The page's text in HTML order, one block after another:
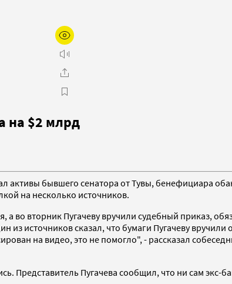
на $2 млрд
активы бывшего сенатора от Тувы, бенефициара
на несколько источников.
во вторник Пугачеву вручили судебный приказ,
из источников сказал, что бумаги Пугачеву
на видео, это не помогло", - рассказал
Пугачева сообщил, что ни сам экс-